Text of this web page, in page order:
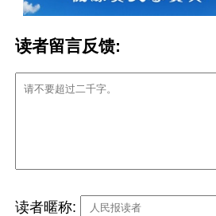
读者留言反馈:
读者暱称: